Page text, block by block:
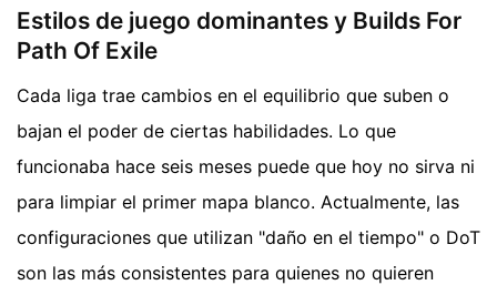
Estilos de juego dominantes y Builds For
Path Of Exile
Cada liga trae cambios en el equilibrio que suben o
bajan el poder de ciertas habilidades. Lo que
funcionaba hace seis meses puede que hoy no sirva ni
para limpiar el primer mapa blanco. Actualmente, las
configuraciones que utilizan "daño en el tiempo" o DoT
son las más consistentes para quienes no quieren